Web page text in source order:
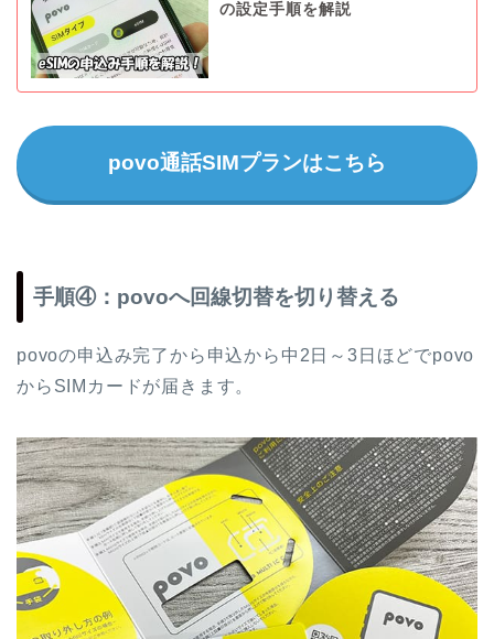
の設定手順を解説
povo通話SIMプランはこちら
手順④：povoへ回線切替を切り替える
povoの申込み完了から申込から中2日～3日ほどでpovo
からSIMカードが届きます。